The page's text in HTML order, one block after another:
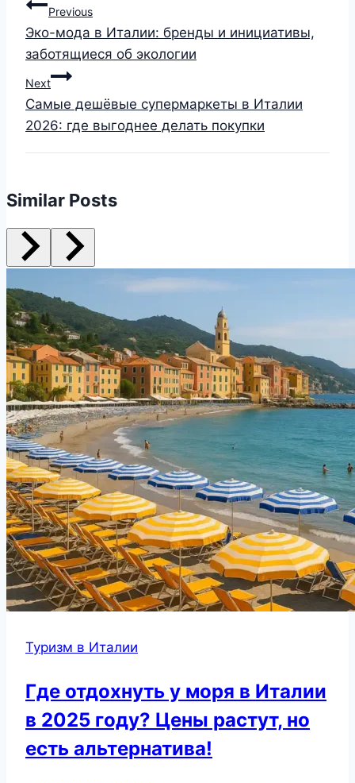
Previous
Эко-мода в Италии: бренды и инициативы,
заботящиеся об экологии
Next
Самые дешёвые супермаркеты в Италии
2026: где выгоднее делать покупки
Similar Posts
Туризм в Италии
Где отдохнуть у моря в Италии
в 2025 году? Цены растут, но
есть альтернатива!